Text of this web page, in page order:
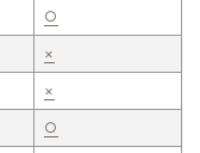
○
×
×
○